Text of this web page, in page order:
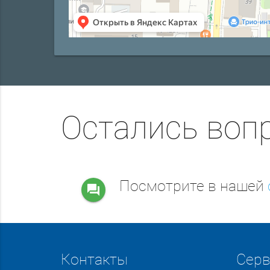
Остались
question_answer Посмотрите в нашей
Контакты